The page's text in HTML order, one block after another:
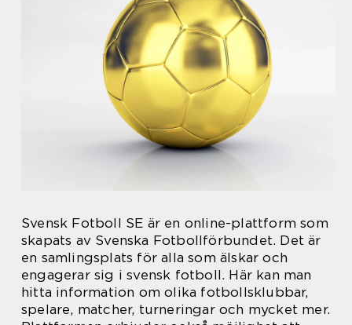
Svensk Fotboll SE är en online-plattform som
skapats av Svenska Fotbollförbundet. Det är
en samlingsplats för alla som älskar och
engagerar sig i svensk fotboll. Här kan man
hitta information om olika fotbollsklubbar,
spelare, matcher, turneringar och mycket mer.